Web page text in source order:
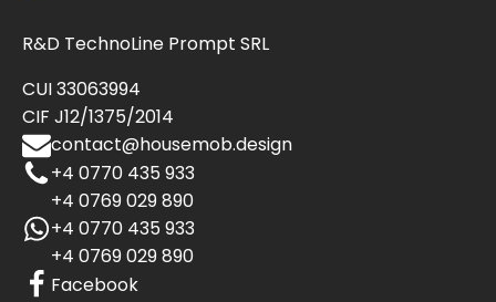
R&D TechnoLine Prompt SRL
CUI 33063994
CIF J12/1375/2014
contact@housemob.design
+4 0770 435 933
+4 0769 029 890
+4 0770 435 933
+4 0769 029 890
Facebook